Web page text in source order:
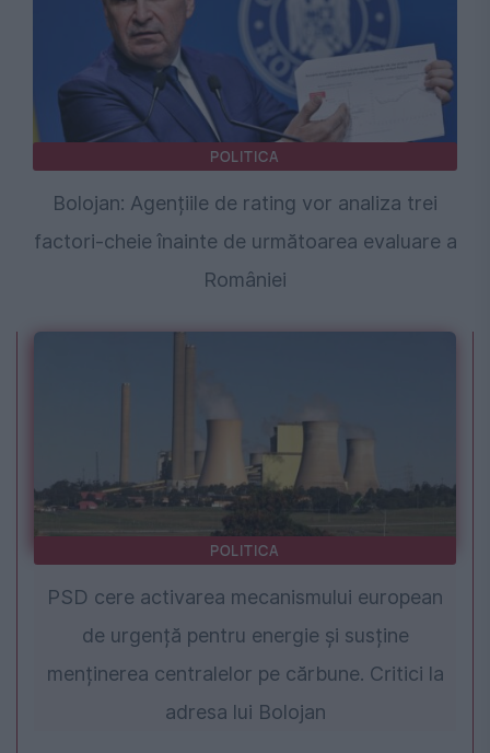
POLITICA
Bolojan: Agențiile de rating vor analiza trei
factori-cheie înainte de următoarea evaluare a
României
POLITICA
PSD cere activarea mecanismului european
de urgență pentru energie și susține
menținerea centralelor pe cărbune. Critici la
adresa lui Bolojan